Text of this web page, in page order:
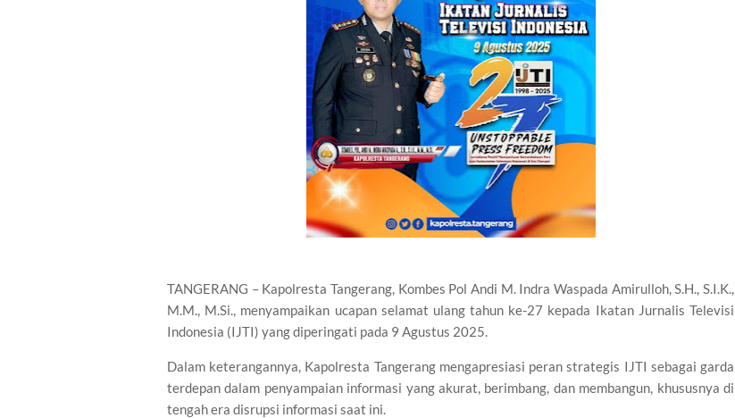
TANGERANG – Kapolresta Tangerang, Kombes Pol Andi M. Indra Waspada Amirulloh, S.H., S.I.K.,
M.M., M.Si., menyampaikan ucapan selamat ulang tahun ke-27 kepada Ikatan Jurnalis Televisi
Indonesia (IJTI) yang diperingati pada 9 Agustus 2025.
Dalam keterangannya, Kapolresta Tangerang mengapresiasi peran strategis IJTI sebagai garda
terdepan dalam penyampaian informasi yang akurat, berimbang, dan membangun, khususnya di
tengah era disrupsi informasi saat ini.